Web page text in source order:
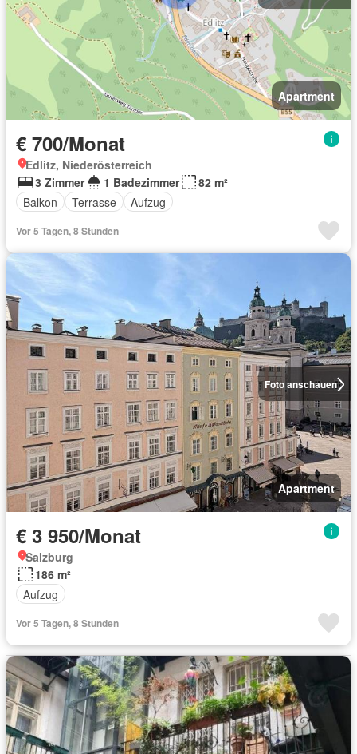
Apartment
€ 700/Monat
Edlitz, Niederösterreich
3 Zimmer
1 Badezimmer
82 m²
Balkon
Terrasse Aufzug
Vor 5 Tagen, 8 Stunden
Foto anschauen
Apartment
€ 3 950/Monat
Salzburg
186 m²
Aufzug
Vor 5 Tagen, 8 Stunden